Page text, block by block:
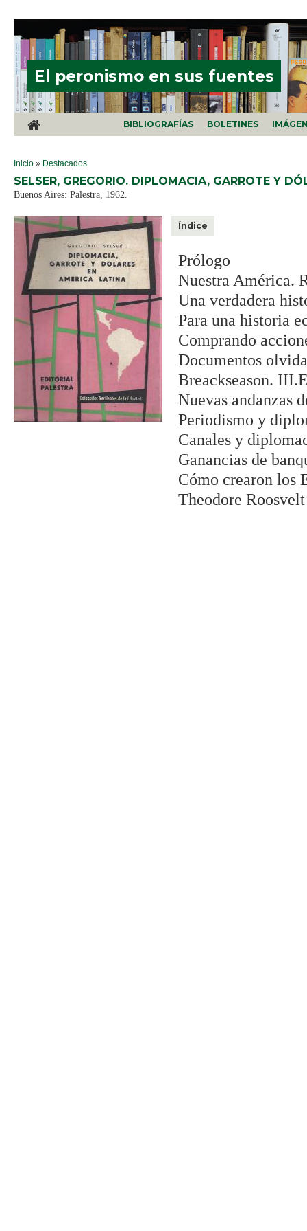
El peronismo en sus fuentes
BIBLIOGRAFÍAS BOLETINES
SE ENCUENTRA USTED AQUÍ
Inicio » Destacados
SELSER, GREGORIO. DIPLOMACIA, GARROTE Y
Buenos Aires: Palestra, 1962.
Índice
Prólogo
Nuestra América.
Una verdadera
Para una historia
Comprando
Documentos
Breackseason.
Nuevas andanzas
Periodismo y
Canales y
Ganancias de
Cómo crearon los
Theodore